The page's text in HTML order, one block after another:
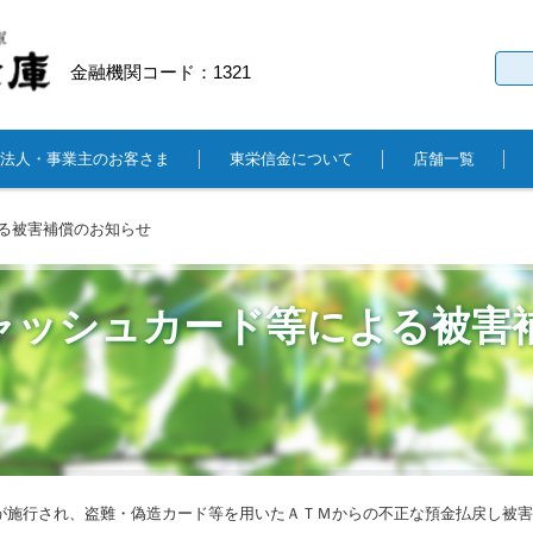
金融機関コード：1321
法人・事業主のお客さま 東栄信金について 店舗一覧
被害補償のお知らせ
ッシュカード等による被害
行され、盗難・偽造カード等を用いたＡＴＭからの不正な預金払戻し被